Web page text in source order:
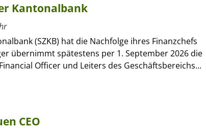
Kantonalbank
(SZKB) hat die Nachfolge ihres Finanzchefs
übernimmt spätestens per 1. September 2026 die
Officer und Leiters des Geschäftsbereichs...
CEO